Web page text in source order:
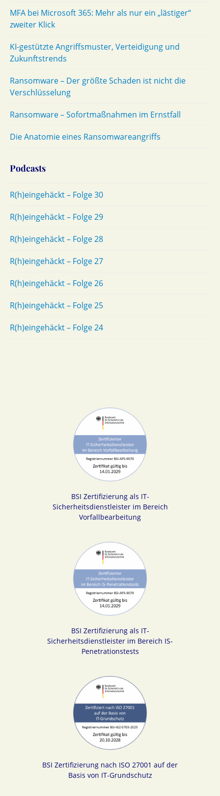
MFA bei Microsoft 365: Mehr als nur ein „lästiger“
zweiter Klick
KI-gestützte Angriffsmuster, Verteidigung und
Zukunftstrends
Ransomware – Der größte Schaden ist nicht die
Verschlüsselung
Ransomware – Sofortmaßnahmen im Ernstfall
Die Anatomie eines Ransomwareangriffs
Podcasts
R(h)eingehäckt – Folge 30
R(h)eingehäckt – Folge 29
R(h)eingehäckt – Folge 28
R(h)eingehäckt – Folge 27
R(h)eingehäckt – Folge 26
R(h)eingehäckt – Folge 25
R(h)eingehäckt – Folge 24
BSI Zertifizierung als IT-
Sicherheitsdienstleister im Bereich
Vorfallbearbeitung
BSI Zertifizierung als IT-
Sicherheitsdienstleister im Bereich IS-
Penetrationstests
BSI Zertifizierung nach ISO 27001 auf der
Basis von IT-Grundschutz